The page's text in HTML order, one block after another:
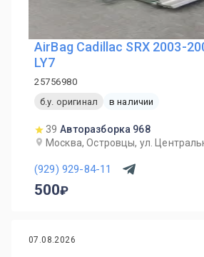
AirBag Cadillac SRX 2003-
LY7
25756980
б.у. оригинал
в наличии
39 Авторазборка 968
Москва, Островцы, ул.
(929) 929-84-11
500
07.08.2026